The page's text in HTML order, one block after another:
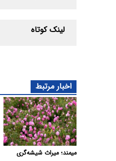
لینک کوتاه
اخبار مرتبط
میمند؛ میراث شیشه‌گری